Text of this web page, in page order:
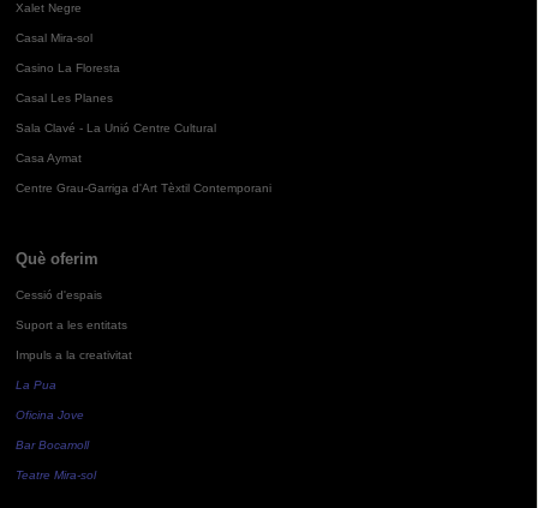
Xalet Negre
Casal Mira-sol
Casino La Floresta
Casal Les Planes
Sala Clavé - La Unió Centre Cultural
Casa Aymat
Centre Grau-Garriga d'Art Tèxtil Contemporani
Què oferim
Cessió d'espais
Suport a les entitats
Impuls a la creativitat
La Pua
Oficina Jove
Bar Bocamoll
Teatre Mira-sol